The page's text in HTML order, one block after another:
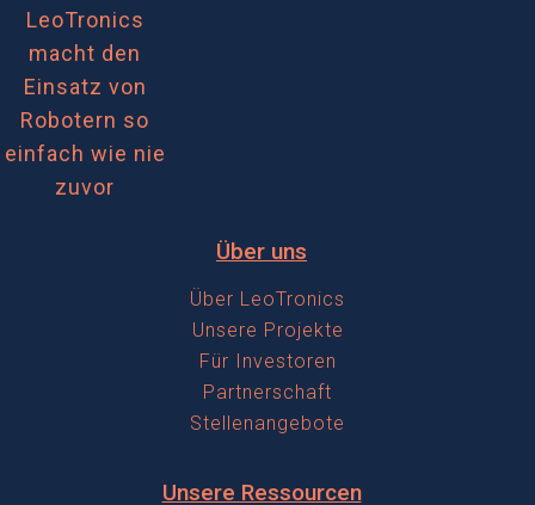
e
d
i
c
o
l
i
z
b
e
k
ä
LeoTronics
macht den
Einsatz von
Robotern so
einfach wie nie
zuvor
Über uns
Über LeoTronics
Unsere Projekte
Für Investoren
Partnerschaft
Stellenangebote
Unsere Ressourcen